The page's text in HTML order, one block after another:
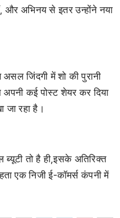
और अभिनय से इतर उन्होंने नया
जिंदगी में शो की पुरानी
कई पोस्ट शेयर कर दिया
जा रहा है।
तो है ही,इसके अतिरिक्त
एक निजी ई-कॉमर्स कंपनी में